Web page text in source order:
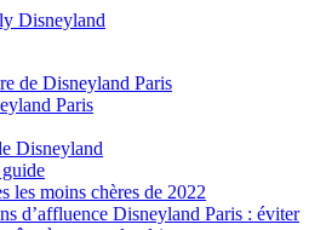
de Disneyland Paris
Paris
Disneyland
les moins chères de 2022
d’affluence Disneyland Paris : éviter